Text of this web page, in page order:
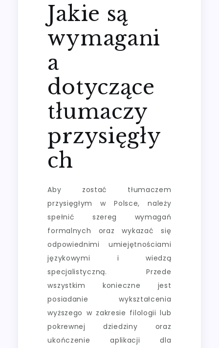
Jakie są
wymagani
a
dotyczące
tłumaczy
przysięgły
ch
Aby zostać tłumaczem
przysięgłym w Polsce, należy
spełnić szereg wymagań
formalnych oraz wykazać się
odpowiednimi umiejętnościami
językowymi i wiedzą
specjalistyczną. Przede
wszystkim konieczne jest
posiadanie wykształcenia
wyższego w zakresie filologii lub
pokrewnej dziedziny oraz
ukończenie aplikacji dla